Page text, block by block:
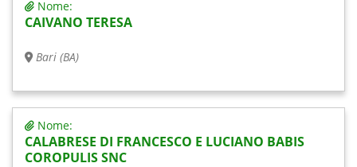
Nome:
CAIVANO TERESA
Bari (BA)
Nome:
CALABRESE DI FRANCESCO E LUCIANO BABIS
COROPULIS SNC